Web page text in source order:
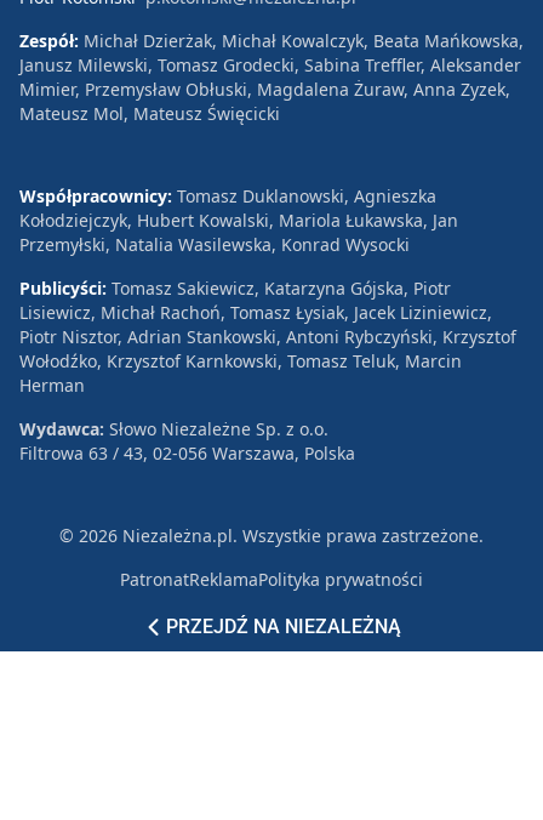
PRZEJDŹ NA NIEZALEŻNĄ
Zespół: Michał Dzierżak, Michał Kowalczyk, Beata Mańkowska,
Janusz Milewski, Tomasz Grodecki, Sabina Treffler, Aleksander
Mimier, Przemysław Obłuski, Magdalena Żuraw, Anna Zyzek,
Mateusz Mol, Mateusz Święcicki
Współpracownicy: Tomasz Duklanowski, Agnieszka
Kołodziejczyk, Hubert Kowalski, Mariola Łukawska, Jan
Przemyłski, Natalia Wasilewska, Konrad Wysocki
Publicyści: Tomasz Sakiewicz, Katarzyna Gójska, Piotr
Lisiewicz, Michał Rachoń, Tomasz Łysiak, Jacek Liziniewicz,
Piotr Nisztor, Adrian Stankowski, Antoni Rybczyński, Krzysztof
Wołodźko, Krzysztof Karnkowski, Tomasz Teluk, Marcin
Herman
Wydawca: Słowo Niezależne Sp. z o.o.
Filtrowa 63 / 43, 02-056 Warszawa, Polska
© 2026 Niezależna.pl. Wszystkie prawa zastrzeżone.
PatronatReklamaPolityka prywatności